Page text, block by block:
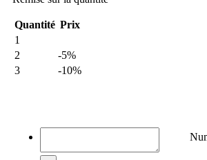
Quantité Prix
1
2
-5%
3
-10%